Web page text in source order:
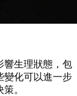
響生理狀態，包
變化可以進一步
。